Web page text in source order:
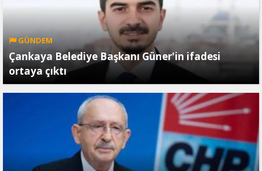
GÜNDEM
Çankaya Belediye Başkanı Güner'in ifadesi
ortaya çıktı